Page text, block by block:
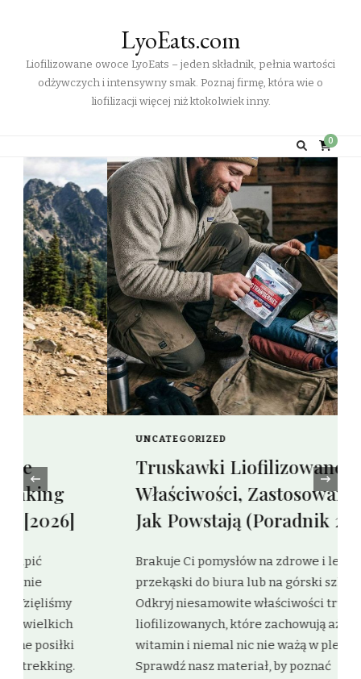
LyoEats.com
Liofilizowane owoce LyoEats – jeden składnik, pełnia wartości
odżywczych i intensywny smak. Poznaj firmę, która wie o
liofilizacji więcej niż ktokolwiek inny.
0
UNCATEGORIZED
Truskawki Liofilizowane:
Właściwości, Zastosowanie i
Jak Powstają (Poradnik 2026)
Brakuje Ci pomysłów na zdrowe i lekkie
przekąski do biura lub na górski szlak?
Odkryj niesamowite właściwości truskawek
liofilizowanych, które zachowują aż 98%
witamin i niemal nic nie ważą w plecaku.
Sprawdź nasz materiał, by poznać